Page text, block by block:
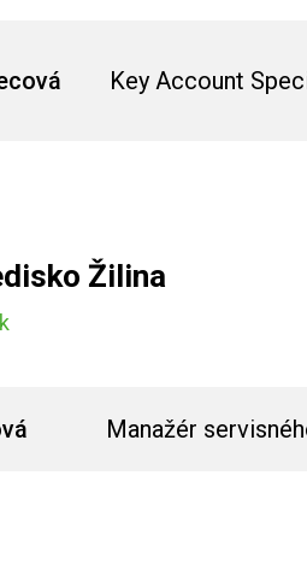
Key Account
Žilina
Manažér